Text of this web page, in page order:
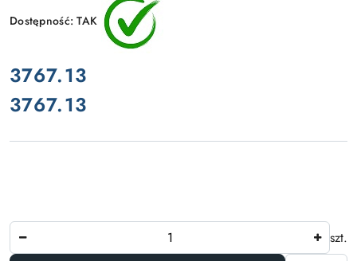
Dostępność:TAK
cena:
3767.13
Cena:
3767.13
szt.